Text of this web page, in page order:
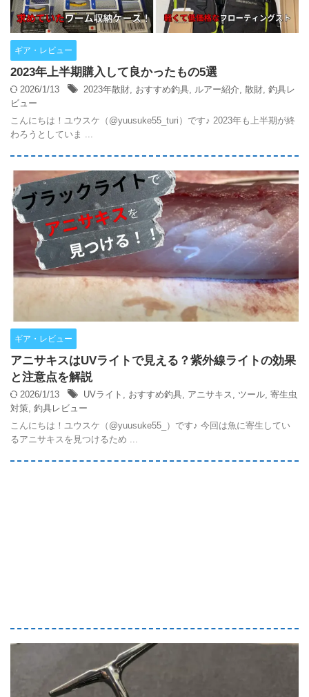
ギア・レビュー
2023年上半期購入して良かったもの5選
2026/1/13 2023年散財 おすすめ釣具 ルアー紹介 散財 釣具レ
ビュー
こんにちは！ユウスケ（@yuusuke55_turi）です♪ 2023年も上半期が終
わろうとしていま ...
ギア・レビュー
アニサキスはUVライトで見える？紫外線ライトの効果
と注意点を解説
2026/1/13 UVライト おすすめ釣具 アニサキス ツール 寄生虫
対策 釣具レビュー
こんにちは！ユウスケ（@yuusuke55_）です♪ 今回は魚に寄生してい
るアニサキスを見つけるため ...